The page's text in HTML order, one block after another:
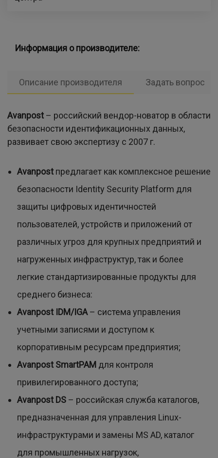
Информация о производителе:
Описание производителя Задать вопрос
Avanpost – российский вендор-новатор в области
безопасности идентификационных данных,
развивает свою экспертизу с 2007 г.
Avanpost предлагает как комплексное решение
безопасности Identity Security Platform для
защиты цифровых идентичностей
пользователей, устройств и приложений от
различных угроз для крупных предприятий и
нагруженных инфраструктур, так и более
легкие стандартизированные продукты для
среднего бизнеса:
Avanpost IDM/IGA– система управления
учетными записями и доступом к
корпоративным ресурсам предприятия;
Avanpost SmartPAM для контроля
привилегированного доступа;
Avanpost DS – российская служба каталогов,
предназначенная для управления Linux-
инфраструктурами и замены MS AD, каталог
для промышленных нагрузок,